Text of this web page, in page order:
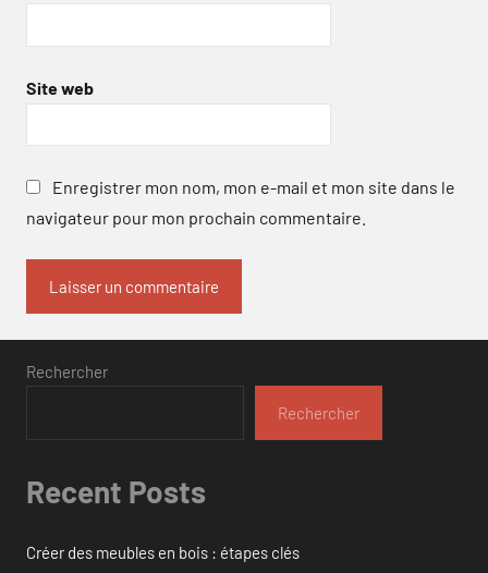
Site web
Enregistrer mon nom, mon e-mail et mon site dans le
navigateur pour mon prochain commentaire.
Rechercher
Rechercher
Recent Posts
Créer des meubles en bois : étapes clés